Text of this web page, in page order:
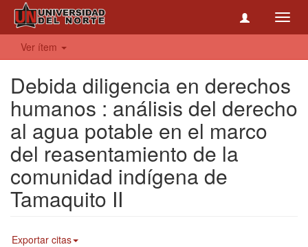
Ver ítem
Debida diligencia en derechos
humanos : análisis del derecho
al agua potable en el marco
del reasentamiento de la
comunidad indígena de
Tamaquito II
Exportar citas